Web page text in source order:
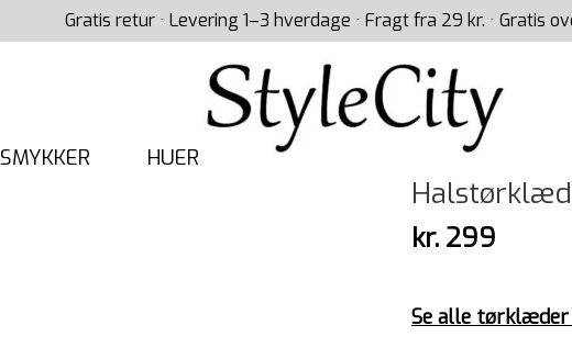
Gratis retur · Levering 1–3 hverdage · Fragt fra 29 kr. · Gratis
SMYKKER HUER
kr. 299
Se alle tørklæder
Halstørklæde
gule